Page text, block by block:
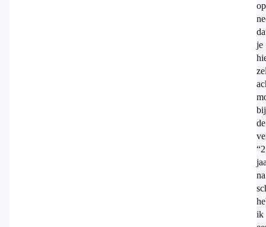
op
je
bij
de
“2
na
ik